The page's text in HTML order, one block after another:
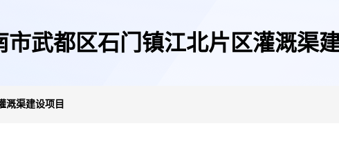
市武都区石门镇江北片区灌溉渠
溉渠建设项目